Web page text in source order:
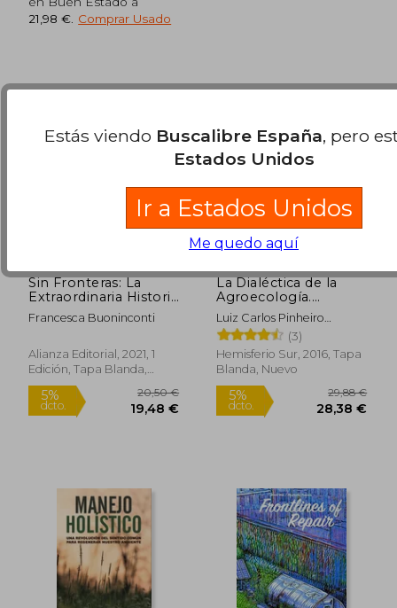
dcto. 26,13 €
5%
dcto.
Rápido
21,98 € Comprar Usado
Rápido
Sin Fronteras: La
Extraordinaria Historia
de los Animales
Migratorios
Francesca Buoninconti
Alianza Editorial, 2021, 1
Edición, Tapa Blanda,
Nuevo
La Dialéctica de la
Agroecología.
Contribución Para un
Mundo con
Alimentos sin Veneno
Luiz Carlos Pinheiro
Machado, Luiz Carlos
Pinheiro
(3)
Hemisferio Sur, 2016, Tapa
Blanda, Nuevo
Estás viendo Buscalibre España, pero
Estados Unidos
Ir a Estados Unidos
Me quedo aquí